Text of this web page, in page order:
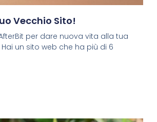
Vecchio Sito!
per dare nuova vita alla tua
un sito web che ha più di 6